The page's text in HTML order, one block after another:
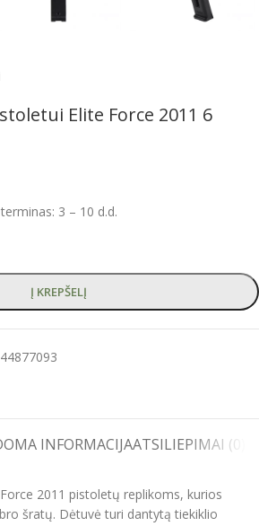
Elite Force 2011 6
3 – 10 d.d.
Į KREPŠELĮ
INFORMACIJAATSILIEPIMAI (0)
2011 pistoletų replikoms, kurios
šratų. Dėtuvė turi dantytą tiekiklio